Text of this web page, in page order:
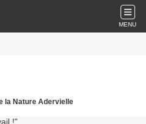
MENU
la Nature Adervielle